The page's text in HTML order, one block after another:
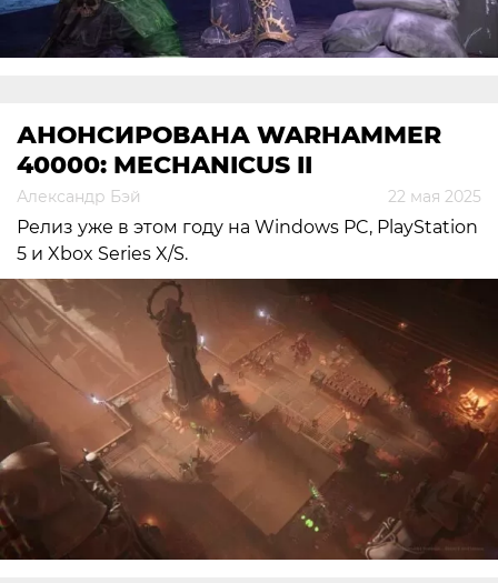
АНОНСИРОВАНА WARHAMMER
40000: MECHANICUS II
Александр Бэй 22 мая 2025
Релиз уже в этом году на Windows PC, PlayStation
5 и Xbox Series X/S.